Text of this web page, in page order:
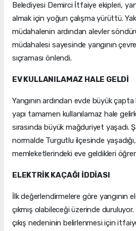
Belediyesi Demirci İtfaiye ekipleri,
almak için yoğun çalışma yürüttü.
müdahalenin ardından alevler
müdahalesi sayesinde yangının
sıçraması önlendi.
EV KULLANILAMAZ HALE GELDİ
Yangının ardından evde büyük
yapı tamamen kullanılamaz hale
sırasında büyük mağduriyet yaşadı.
normalde Turgutlu ilçesinde
memleketlerindeki eve geldikleri
ELEKTRİK KAÇAĞI İDDİASI
İlk değerlendirmelere göre yangının
çıkmış olabileceği üzerinde
çıkış nedeninin belirlenmesi için